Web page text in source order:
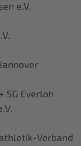
e.V.
SG Everloh
Verband